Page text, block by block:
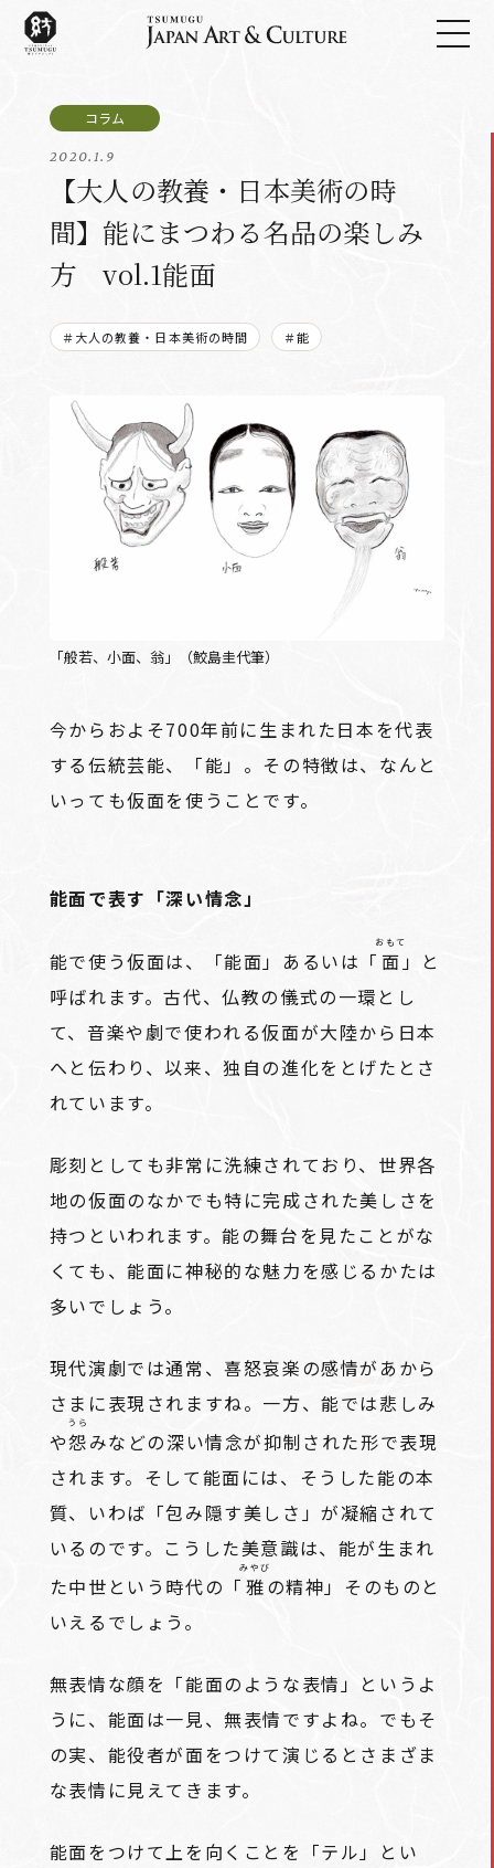
2020.1.9
【大人の教養・日本美術の時
間】能にまつわる名品の楽しみ
方 vol.1能面
＃大人の教養・日本美術の時間 ＃能
「般若、小面、翁」（鮫島圭代筆）
今からおよそ700年前に生まれた日本を代表
する伝統芸能、「能」。その特徴は、なんと
いっても仮面を使うことです。
能面で表す「深い情念」
能で使う仮面は、「能面」あるいは「 面
おもて
」と
呼ばれます。古代、仏教の儀式の一環とし
て、音楽や劇で使われる仮面が大陸から日本
へと伝わり、以来、独自の進化をとげたとさ
れています。
彫刻としても非常に洗練されており、世界各
地の仮面のなかでも特に完成された美しさを
持つといわれます。能の舞台を見たことがな
くても、能面に神秘的な魅力を感じるかたは
多いでしょう。
現代演劇では通常、喜怒哀楽の感情があから
さまに表現されますね。一方、能では悲しみ
や怨
うら
みなどの深い情念が抑制された形で表現
されます。そして能面には、そうした能の本
質、いわば「包み隠す美しさ」が凝縮されて
いるのです。こうした美意識は、能が生まれ
た中世という時代の「 雅
みやび
の精神」そのものと
いえるでしょう。
無表情な顔を「能面のような表情」というよ
うに、能面は一見、無表情ですよね。でもそ
の実、能役者が面をつけて演じるとさまざま
な表情に見えてきます。
能面をつけて上を向くことを「テル」とい